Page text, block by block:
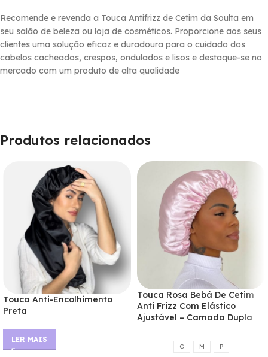
Recomende e revenda a Touca Antifrizz de Cetim da Soulta em
seu salão de beleza ou loja de cosméticos. Proporcione aos seus
clientes uma solução eficaz e duradoura para o cuidado dos
cabelos cacheados, crespos, ondulados e lisos e destaque-se no
mercado com um produto de alta qualidade
Produtos relacionados
Touca Anti-Encolhimento
Preta
LER MAIS
Touca Rosa Bebá De Cetim
Anti Frizz Com Elástico
Ajustável – Camada Dupla
G M P